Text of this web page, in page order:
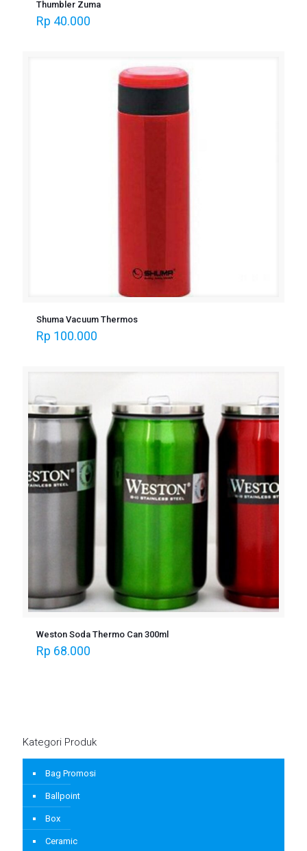
Thumbler Zuma
Rp 40.000
Shuma Vacuum Thermos
Rp 100.000
Weston Soda Thermo Can 300ml
Rp 68.000
Kategori Produk
Bag Promosi
Ballpoint
Box
Ceramic